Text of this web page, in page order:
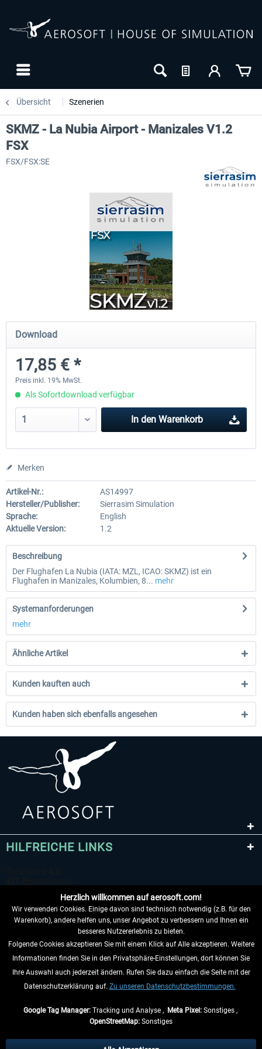
Übersicht Szenerien
Mega Airport Frankfurt V2.0 Mega Airport Berlin
SKMZ - La Nubia Airport - Manizales V1.2
FSX
FSX/FSX:SE
Download
17,85 € *
Preis inkl. 19% MwSt.
Als Sofortdownload verfügbar
In den Warenkorb
Merken
Artikel-Nr.:
AS14997
Hersteller/Publisher:
Sierrasim Simulation
Sprache:
English
Aktuelle Version:
1.2
Beschreibung
Der Flughafen La Nubia (IATA: MZL, ICAO: SKMZ) ist ein
Flughafen in Manizales, Kolumbien, 8... mehr
Systemanforderungen
mehr
Ähnliche Artikel
Kunden kauften auch
Kunden haben sich ebenfalls angesehen
HILFREICHE LINKS
VERTRAG WIDERRUFEN
INFORMATIONEN
Herzlich willkommen auf aerosoft.com!
Wir verwenden Cookies. Einige davon sind technisch notwendig (z.B. für den
Warenkorb), andere helfen uns, unser Angebot zu verbessern und Ihnen ein
besseres Nutzererlebnis zu bieten.
Folgende Cookies akzeptieren Sie mit einem Klick auf Alle akzeptieren. Weitere
Informationen finden Sie in den Privatsphäre-Einstellungen, dort können Sie
Ihre Auswahl auch jederzeit ändern. Rufen Sie dazu einfach die Seite mit der
Datenschutzerklärung auf. Zu unseren Datenschutzbestimmungen.
Google Tag Manager:Tracking und Analyse , Meta Pixel:Sonstiges ,
OpenStreetMap: Sonstiges